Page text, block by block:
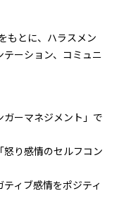
もとに、ハラスメン
ーション、コミュニ
ガーマネジメント」で
怒り感情のセルフコン
ィブ感情をポジティ